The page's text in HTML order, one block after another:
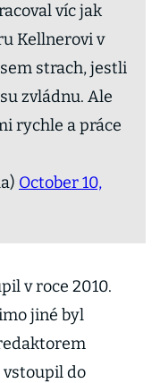
víc jak
Kellnerovi v
strach, jestli
zvládnu. Ale
rychle a práce
October 10,
v roce 2010.
jiné byl
vstoupil do